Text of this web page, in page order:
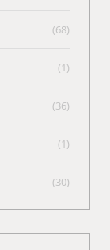
(68)
(1)
(36)
(1)
(30)